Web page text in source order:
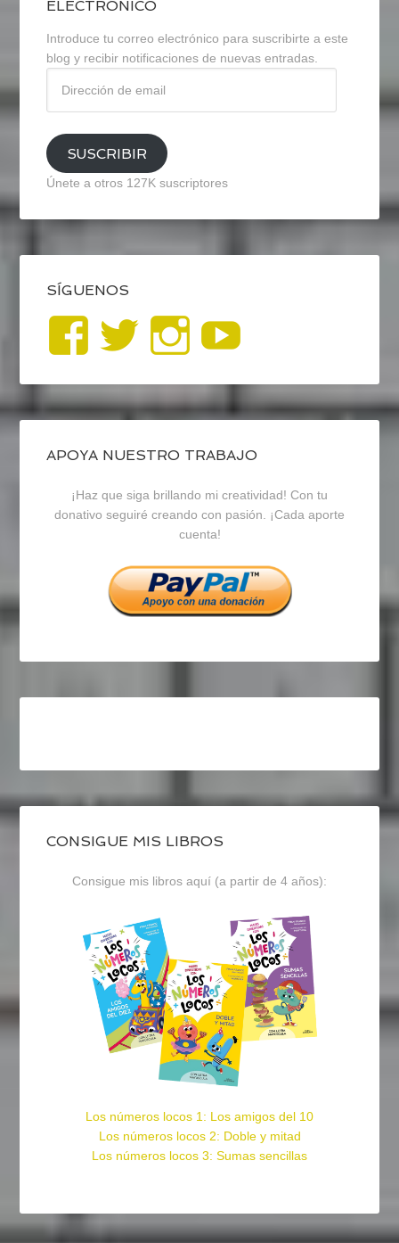
ELECTRÓNICO
Introduce tu correo electrónico para suscribirte a este
blog y recibir notificaciones de nuevas entradas.
email
SUSCRIBIR
Únete a otros 127K suscriptores
SÍGUENOS
Ver
perfil
de
blogrecursosep
en
Facebook
Ver
perfil
de
recursosep
en
Twitter
Ver
perfil
de
recursosep
en
Instagram
APOYA NUESTRO TRABAJO
¡Haz que siga brillando mi creatividad! Con tu
donativo seguiré creando con pasión. ¡Cada aporte
cuenta!
CONSIGUE MIS LIBROS
Consigue mis libros aquí (a partir de 4 años):
Los números locos 1: Los amigos del 10
Los números locos 2: Doble y mitad
Los números locos 3: Sumas sencillas